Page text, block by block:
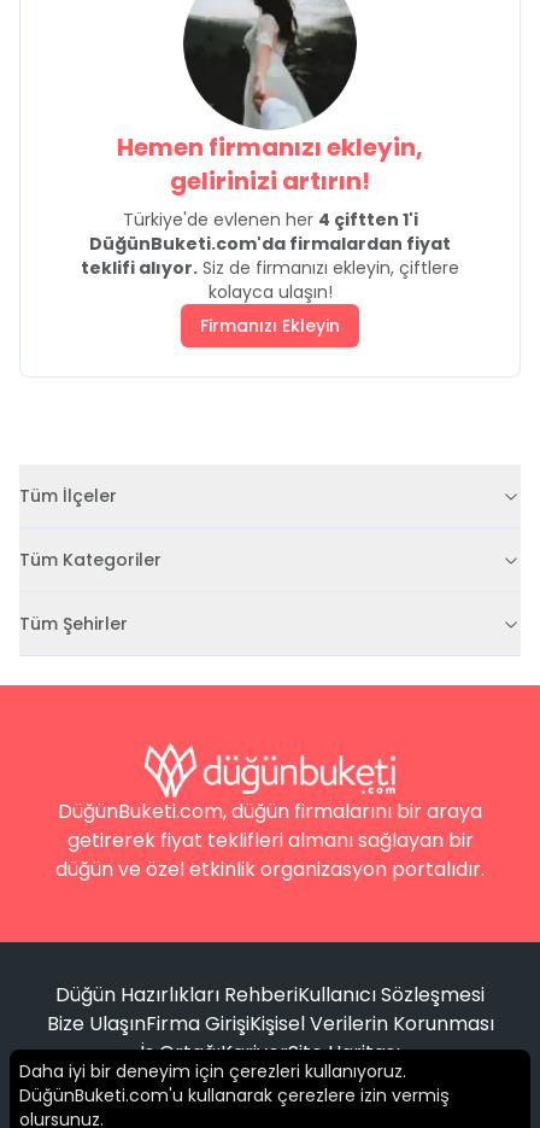
Hemen firmanızı ekleyin,
gelirinizi artırın!
Türkiye'de evlenen her 4 çiftten 1'i
DüğünBuketi.com'da firmalardan fiyat
teklifi alıyor. Siz de firmanızı ekleyin, çiftlere
kolayca ulaşın!
Firmanızı Ekleyin
Tüm İlçeler
Tüm Kategoriler
Tüm Şehirler
Filtrele
DüğünBuketi.com, düğün firmalarını bir araya
getirerek fiyat teklifleri almanı sağlayan bir
düğün ve özel etkinlik organizasyon portalıdır.
Düğün Hazırlıkları RehberiKullanıcı Sözleşmesi
Bize UlaşınFirma GirişiKişisel Verilerin Korunması
İş OrtağıKariyerSite Haritası
Daha iyi bir deneyim için çerezleri kullanıyoruz.
DüğünBuketi.com'u kullanarak çerezlere izin vermiş
olursunuz.